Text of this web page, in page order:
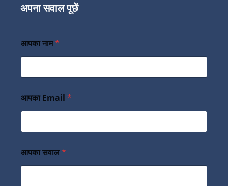
अपना सवाल पूछें
आपका नाम*
आपका Email *
आपका सवाल*